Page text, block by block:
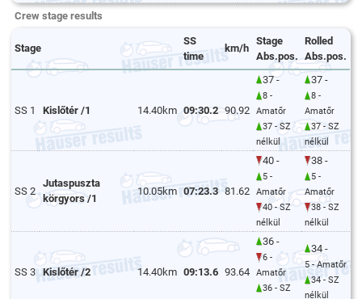
Crew stage results
Stage
SS
time
km/h
Stage
Abs.pos.
Rolled
Abs.pos.
SS 1 Kislőtér /1 14.40km 09:30.2 90.92
37 -
8 -
Amatőr
37 - SZ
nélkül
37 -
8 -
Amatőr
37 - SZ
nélkül
SS 2
Jutaspuszta
körgyors /1
10.05km 07:23.3 81.62
40 -
5 -
Amatőr
40 - SZ
nélkül
38 -
5 -
Amatőr
38 - SZ
nélkül
SS 3 Kislőtér /2 14.40km 09:13.6 93.64
36 -
6 -
Amatőr
36 - SZ
34 -
5 - Amatőr
34 - SZ
nélkül